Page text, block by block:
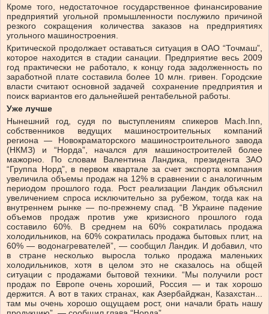
Кроме того, недостаточное государственное финансирование
предприятий угольной промышленности послужило причиной
резкого сокращения количества заказов на предприятиях
угольного машиностроения.
Критической продолжает оставаться ситуация в ОАО “Точмаш”,
которое находится в стадии санации. Предприятие весь 2009
год практически не работало, к концу года задолженность по
заработной плате составила более 10 млн. гривен. Городские
власти считают основной задачей сохранение предприятия и
поиск вариантов его дальнейшей рентабельной работы.
Уже лучше
Нынешний год, судя по выступлениям спикеров Mach.Inn,
собственников ведущих машиностроительных компаний
региона — Новокраматорского машиностроительного завода
(НКМЗ) и “Норда”, начался для машиностроителей более
мажорно. По словам Валентина Ландика, президента ЗАО
“Группа Норд”, в первом квартале за счет экспорта компания
увеличила объемы продаж на 12% в сравнении с аналогичным
периодом прошлого года. Рост реализации Ландик объяснил
увеличением спроса исключительно за рубежом, тогда как на
внутреннем рынке — по-прежнему спад. “В Украине падение
объемов продаж против уже кризисного прошлого года
составило 60%. В среднем на 60% сократилась продажа
холодильников, на 60% сократилась продажа бытовых плит, на
60% — водонагревателей”, — сообщил Ландик. И добавил, что
в стране несколько выросла только продажа маленьких
холодильников, хотя в целом это не сказалось на общей
ситуации с продажами бытовой техники. “Мы получили рост
продаж по Европе очень хороший, Россия — и так хорошо
держится. А вот в таких странах, как Азербайджан, Казахстан...
там мы очень хорошо ощущаем рост, они начали брать нашу